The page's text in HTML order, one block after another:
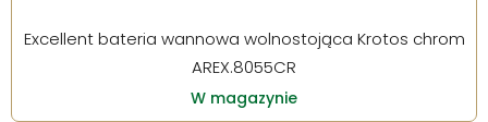
Excellent bateria wannowa wolnostojąca Krotos chrom
AREX.8055CR
W magazynie